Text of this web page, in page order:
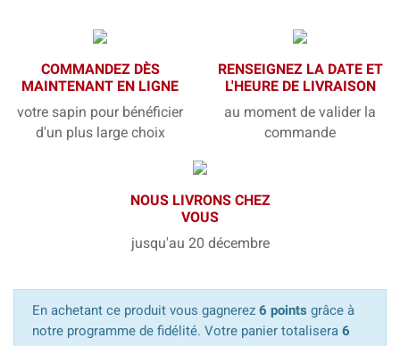
COMMANDEZ DÈS
MAINTENANT EN LIGNE
votre sapin pour bénéficier
d'un plus large choix
RENSEIGNEZ LA DATE ET
L'HEURE DE LIVRAISON
au moment de valider la
commande
NOUS LIVRONS CHEZ
VOUS
jusqu'au 20 décembre
En achetant ce produit vous gagnerez 6 points grâce à
notre programme de fidélité. Votre panier totalisera 6